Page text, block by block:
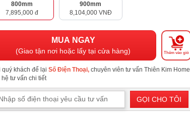
800mm
7,895,000 đ
900mm
8,104,000 VNĐ
MUA NGAY
(Giao tận nơi hoặc lấy tại cửa hàng) Thêm vào giỏ
quý khách để lại Số Điện Thoại, chuyên viên tư vấn Thiên Kim Home
hệ tư vấn chi tiết
GỌI CHO TÔI